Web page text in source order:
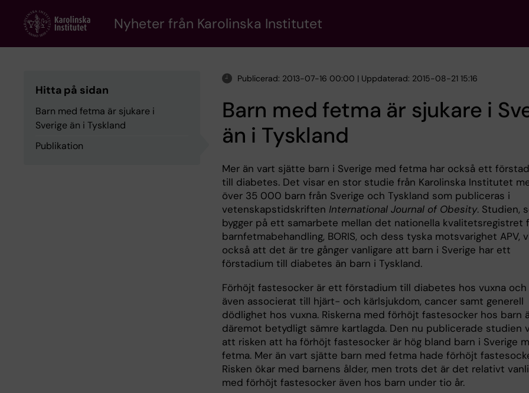
content
Nyheter från Karolinska Institutet
Hitta på sidan
Barn med fetma är sjukare i
Sverige än i Tyskland
Publikation
Publicerad: 2013-07-16 00:00 | Uppdaterad: 2015-08-21 15:16
Barn med fetma är sjukare i
än i Tyskland
Mer än vart sjätte barn i Sverige med fetma har också ett
till diabetes. Det visar en stor studie från Karolinska Institutet
över 35 000 barn från Sverige och Tyskland som publiceras i
vetenskapstidskriften International Journal of Obesity. Studien,
bygger på ett samarbete mellan det nationella kvalitetsregistret
barnfetmabehandling, BORIS, och dess tyska motsvarighet APV,
också att det är tre gånger vanligare att barn i Sverige har ett
förstadium till diabetes än barn i Tyskland.
Förhöjt fastesocker är ett förstadium till diabetes hos vuxna och
även associerat till hjärt- och kärlsjukdom, cancer samt generell
dödlighet hos vuxna. Riskerna med förhöjt fastesocker hos barn
däremot betydligt sämre kartlagda. Den nu publicerade studien
att risken att ha förhöjt fastesocker är hög bland barn i Sverige
fetma. Mer än vart sjätte barn med fetma hade förhöjt
Risken ökar med barnens ålder, men trots det är det relativt
med förhöjt fastesocker även hos barn under tio år.